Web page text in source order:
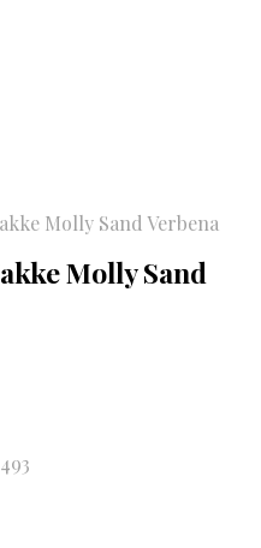
Molly Sand Verbena
Molly Sand